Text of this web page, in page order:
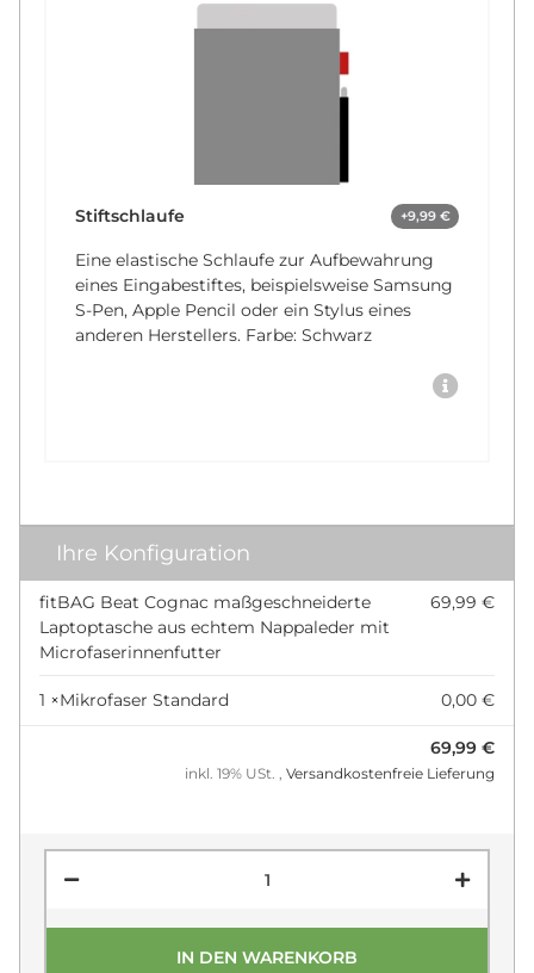
Stiftschlaufe +9,99 €
Eine elastische Schlaufe zur Aufbewahrung
eines Eingabestiftes, beispielsweise Samsung
S-Pen, Apple Pencil oder ein Stylus eines
anderen Herstellers. Farbe: Schwarz
Ihre Konfiguration
fitBAG Beat Cognac maßgeschneiderte
Laptoptasche aus echtem Nappaleder mit
Microfaserinnenfutter
69,99 €
1 ×Mikrofaser Standard 0,00 €
69,99 €
inkl. 19% USt. , Versandkostenfreie Lieferung
IN DEN WARENKORB